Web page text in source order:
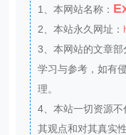
1、本网站名称：
2、本站永久网址：
3、本网站的文章
学习与参考，如有
理。
4、本站一切资源
其观点和对其真实性